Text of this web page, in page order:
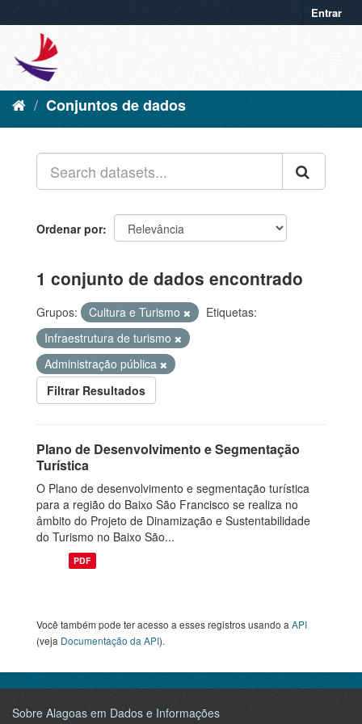
Entrar
Conjuntos de dados
Ordenar por
1 conjunto de dados encontrado
Grupos: Cultura e Turismo
Etiquetas:
Infraestrutura de turismo
Administração pública
Filtrar Resultados
Plano de Desenvolvimento e Segmentação
Turística
O Plano de desenvolvimento e segmentação turística
para a região do Baixo São Francisco se realiza no
âmbito do Projeto de Dinamização e Sustentabilidade
do Turismo no Baixo São...
PDF
Você também pode ter acesso a esses registros usando a API
(veja Documentação da API).
Sobre Alagoas em Dados e Informações